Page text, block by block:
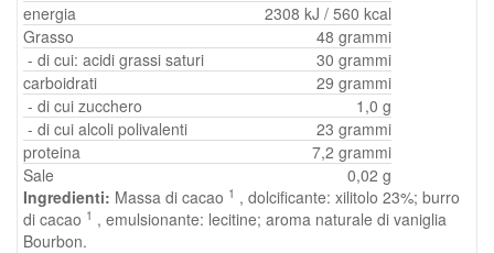
energia
2308 kJ / 560 kcal
Grasso
48 grammi
- di cui: acidi grassi saturi
30 grammi
carboidrati
29 grammi
- di cui zucchero
1,0 g
- di cui alcoli polivalenti
23 grammi
proteina
7,2 grammi
Sale
0,02 g
Ingredienti: Massa di cacao 1 , dolcificante: xilitolo 23%; burro
di cacao 1 , emulsionante: lecitine; aroma naturale di vaniglia
Bourbon.